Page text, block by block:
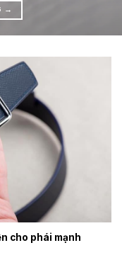
→
cho phái mạnh